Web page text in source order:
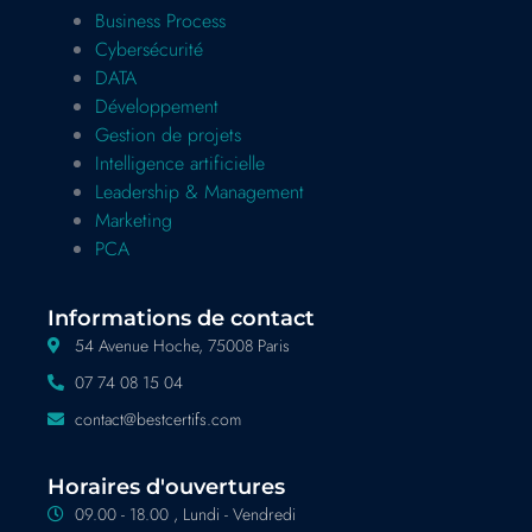
Business Process
Cybersécurité
DATA
Développement
Gestion de projets
Intelligence artificielle
Leadership & Management
Marketing
PCA
Informations de contact
54 Avenue Hoche, 75008 Paris
07 74 08 15 04
contact@bestcertifs.com
Horaires d'ouvertures
09.00 - 18.00 , Lundi - Vendredi